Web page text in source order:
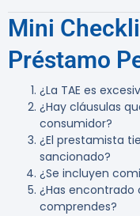
Mini
Préstamo
¿La TAE es
¿Hay cláusulas
consumidor?
¿El prestamista
sancionado?
¿Se incluyen
¿Has encontrado
comprendes?